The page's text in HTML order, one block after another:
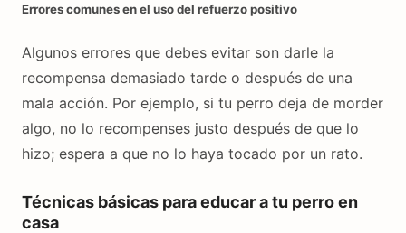
Errores comunes en el uso del refuerzo positivo
Algunos errores que debes evitar son darle la
recompensa demasiado tarde o después de una
mala acción. Por ejemplo, si tu perro deja de morder
algo, no lo recompenses justo después de que lo
hizo; espera a que no lo haya tocado por un rato.
Técnicas básicas para educar a tu perro en
casa